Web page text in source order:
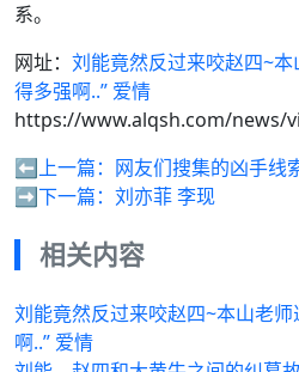
系。
网址： 刘能竟然反过来咬赵四~
得多强啊..” 爱情
https://www.alqsh.com/news/
⬅️上一篇： 网友们搜集的凶手线
➡️下一篇： 刘亦菲 李现
相关内容
刘能竟然反过来咬赵四~本山老
啊..” 爱情